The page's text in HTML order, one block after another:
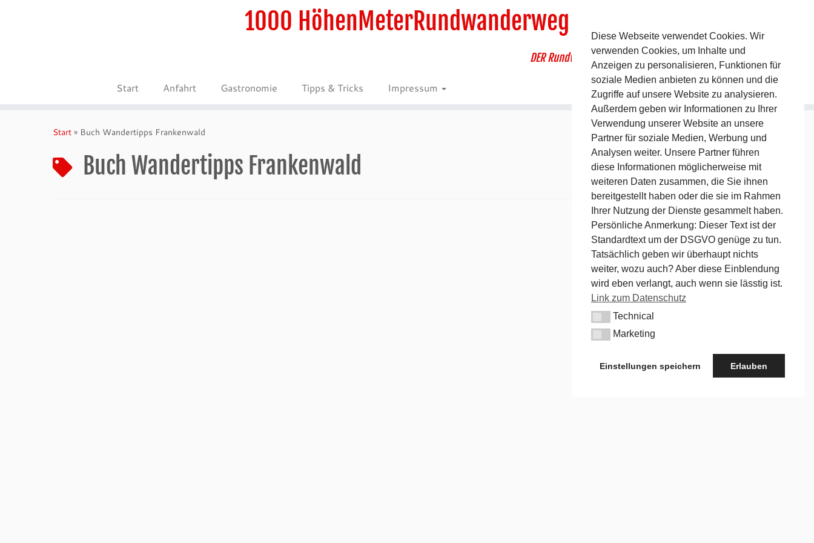
1000 HöhenMeterRundwanderweg
DER Rundwanderweg um Pommelsbrunn
Start Anfahrt Gastronomie Tipps & Tricks Impressum
Start » Buch Wandertipps Frankenwald
Buch Wandertipps Frankenwald
Diese Webseite verwendet Cookies. Wir
verwenden Cookies, um Inhalte und
Anzeigen zu personalisieren, Funktionen für
soziale Medien anbieten zu können und die
Zugriffe auf unsere Website zu analysieren.
Außerdem geben wir Informationen zu Ihrer
Verwendung unserer Website an unsere
Partner für soziale Medien, Werbung und
Analysen weiter. Unsere Partner führen
diese Informationen möglicherweise mit
weiteren Daten zusammen, die Sie ihnen
bereitgestellt haben oder die sie im Rahmen
Ihrer Nutzung der Dienste gesammelt haben.
Persönliche Anmerkung: Dieser Text ist der
Standardtext um der DSGVO genüge zu tun.
Tatsächlich geben wir überhaupt nichts
weiter, wozu auch? Aber diese Einblendung
wird eben verlangt, auch wenn sie lässtig ist.
Link zum Datenschutz
TechnicalTechnical
MarketingMarketing
Einstellungen speichern Erlauben